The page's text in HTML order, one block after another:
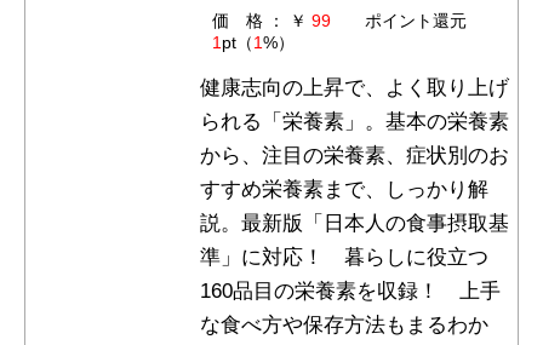
価 格 ： ￥ 99ポイント還元
1 pt（1%）
健康志向の上昇で、よく取り上げ
られる「栄養素」。基本の栄養素
から、注目の栄養素、症状別のお
すすめ栄養素まで、しっかり解
説。最新版「日本人の食事摂取基
準」に対応！ 暮らしに役立つ
160品目の栄養素を収録！ 上手
な食べ方や保存方法もまるわか